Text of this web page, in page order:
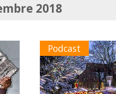
2018
Podcast